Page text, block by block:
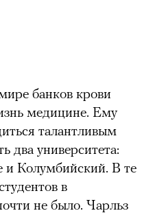
банков крови
медицине. Ему
талантливым
два университета:
Колумбийский. В те
в
не было. Чарльз